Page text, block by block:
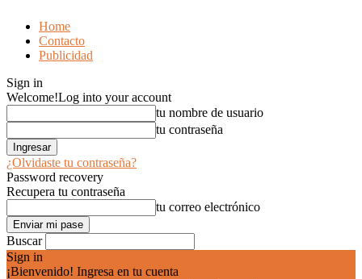
Home
Contacto
Publicidad
Sign in
Welcome!Log into your account
tu nombre de usuario
tu contraseña
¿Olvidaste tu contraseña?
Password recovery
Recupera tu contraseña
tu correo electrónico
Buscar
Sign in
¡Bienvenido! Ingresa en tu cuenta